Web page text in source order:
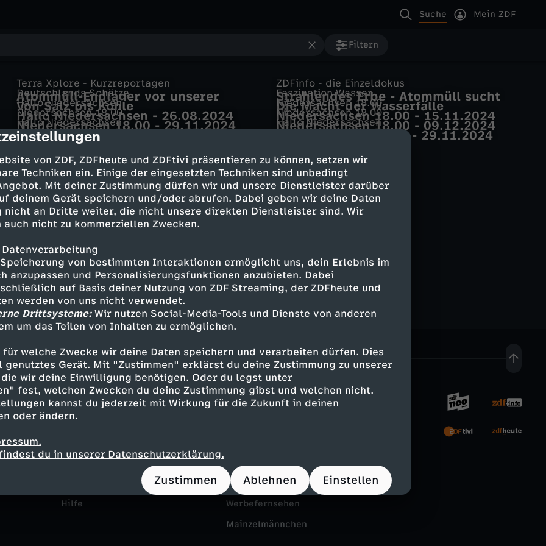
von ZDF, ZDFheute und ZDFtivi präsentieren zu können, setzen wir
Techniken ein. Einige der eingesetzten Techniken sind unbedingt
Mit deiner Zustimmung dürfen wir und unsere Dienstleister darüber
deinem Gerät speichern und/oder abrufen. Dabei geben wir deine Daten
nicht an Dritte weiter, die nicht unsere direkten Dienstleister sind. Wir
nicht zu kommerziellen Zwecken.
von bestimmten Interaktionen ermöglicht uns, dein Erlebnis im
anzupassen und Personalisierungsfunktionen anzubieten. Dabei
auf Basis deiner Nutzung von ZDF Streaming, der ZDFheute und
werden von uns nicht verwendet.
Drittsysteme:Wir nutzen Social-Media-Tools und Dienste von anderen
um das Teilen von Inhalten zu ermöglichen.
für welche Zwecke wir deine Daten speichern und verarbeiten dürfen. Dies
Gerät. Mit "Zustimmen" erklärst du deine Zustimmung zu unserer
wir deine Einwilligung benötigen. Oder du legst unter
fest, welchen Zwecken du deine Zustimmung gibst und welchen nicht.
kannst du jederzeit mit Wirkung für die Zukunft in deinen
oder ändern.
du in unserer Datenschutzerklärung.
Zustimmen Ablehnen Einstellen
Suche Mein ZDF
Filtern
Terra Xplore - Kurzreportagen
Atommüll-Endlager vor unserer
Haustür?
ZDFinfo - die Einzeldokus
Strahlendes Erbe - Atommüll sucht
Endlager
Deutschlands Schätze
Von Salz bis Kohle
Faszination Wasser
Die Macht der Wasserfälle
Hallo Niedersachsen
Hallo Niedersachsen - 26.08.2024
Niedersachsen 18.00
Niedersachsen 18.00 - 15.11.2024
Niedersachsen 18.00
Niedersachsen 18.00 - 29.11.2024
Niedersachsen 18.00
Niedersachsen 18.00 - 09.12.2024
Hallo Niedersachsen
Hallo Niedersachsen - 09.12.2024
Hallo Niedersachsen
Hallo Niedersachsen - 29.11.2024
Service
ZDFmitreden
Tickets
Zuschauerservice
Hilfe
Das ZDF
ZDF goes Schule
Werbefernsehen
Mainzelmännchen